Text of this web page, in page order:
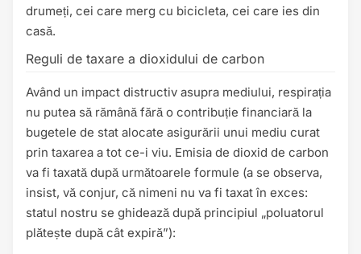
drumeți, cei care merg cu bicicleta, cei care ies din
casă.
Reguli de taxare a dioxidului de carbon
Având un impact distructiv asupra mediului, respirația
nu putea să rămână fără o contribuție financiară la
bugetele de stat alocate asigurării unui mediu curat
prin taxarea a tot ce-i viu. Emisia de dioxid de carbon
va fi taxată după următoarele formule (a se observa,
insist, vă conjur, că nimeni nu va fi taxat în exces:
statul nostru se ghidează după principiul „poluatorul
plătește după cât expiră”):